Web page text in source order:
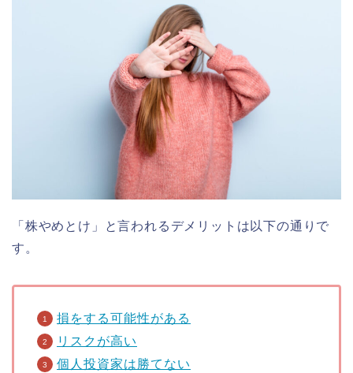
「株やめとけ」と言われるデメリットは以下の通りで
す。
損をする可能性がある
リスクが高い
個人投資家は勝てない